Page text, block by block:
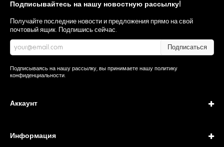
Подписывайтесь на нашу новостную рассылку!
Получайте последние новости и предложения прямо на свой
почтовый ящик. Подпишись сейчас.
Подписаться
Подписываясь на нашу рассылку, вы принимаете нашу политику
конфиденциальности.
Аккаунт
Информация